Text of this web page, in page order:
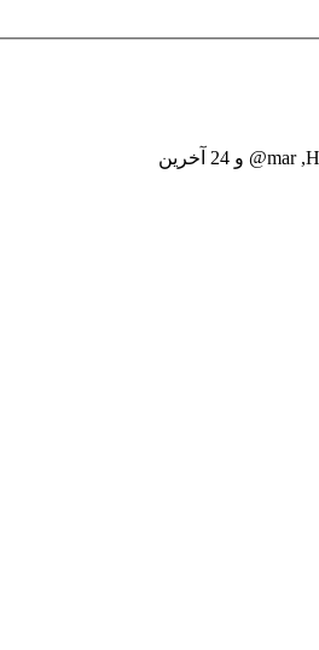
,
@mar و 24 آخرين